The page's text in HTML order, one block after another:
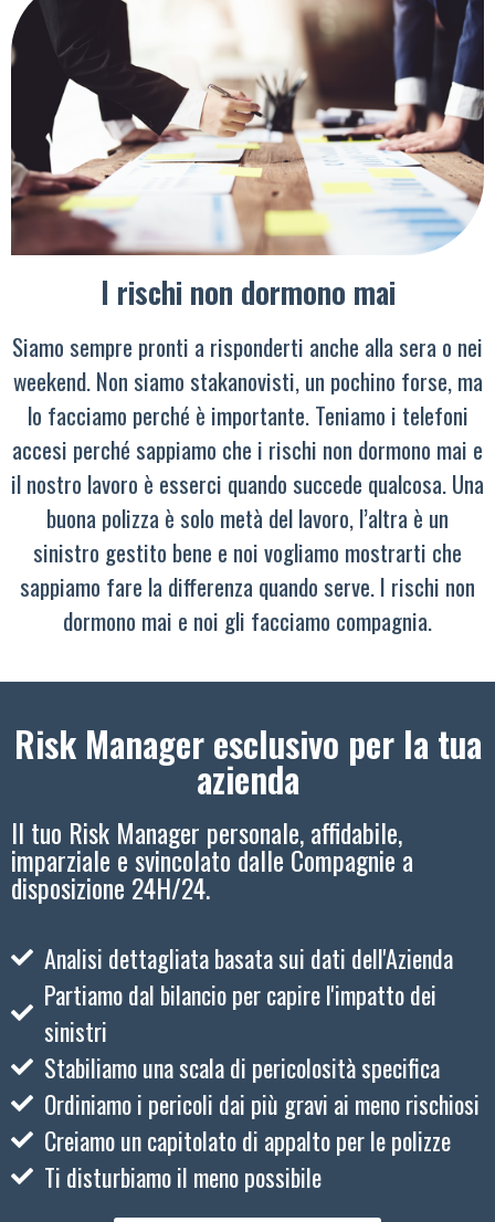
I rischi non dormono mai
Siamo sempre pronti a risponderti anche alla sera o nei
weekend. Non siamo stakanovisti, un pochino forse, ma
lo facciamo perché è importante. Teniamo i telefoni
accesi perché sappiamo che i rischi non dormono mai e
il nostro lavoro è esserci quando succede qualcosa. Una
buona polizza è solo metà del lavoro, l’altra è un
sinistro gestito bene e noi vogliamo mostrarti che
sappiamo fare la differenza quando serve. I rischi non
dormono mai e noi gli facciamo compagnia.
Risk Manager esclusivo per la tua
azienda
Il tuo Risk Manager personale, affidabile,
imparziale e svincolato dalle Compagnie a
disposizione 24H/24.
Analisi dettagliata basata sui dati dell'Azienda
Partiamo dal bilancio per capire l'impatto dei
sinistri
Stabiliamo una scala di pericolosità specifica
Ordiniamo i pericoli dai più gravi ai meno rischiosi
Creiamo un capitolato di appalto per le polizze
Ti disturbiamo il meno possibile